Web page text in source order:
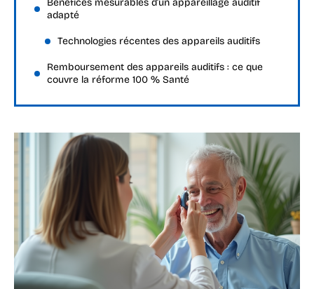
adapté
Technologies récentes des appareils auditifs
Remboursement des appareils auditifs : ce que
couvre la réforme 100 % Santé